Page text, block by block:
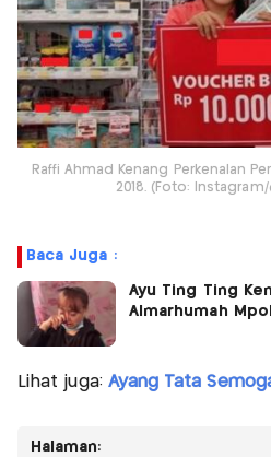
Raffi Ahmad Kenang Perkenalan
2018. (Foto: Instagram/
Baca Juga :
Ayu Ting Ting
Almarhumah
Lihat juga: Ayang Tata
Halaman: